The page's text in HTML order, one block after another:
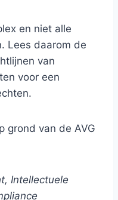
en niet alle
Lees daarom de
van
voor een
grond van de AVG
Intellectuele